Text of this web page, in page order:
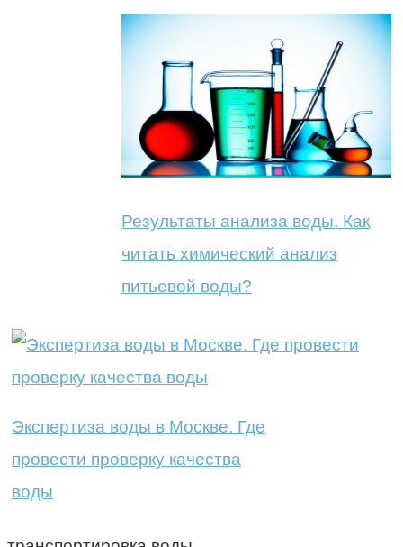
Результаты анализа воды. Как
читать химический анализ
питьевой воды?
Экспертиза воды в Москве. Где
провести проверку качества
воды